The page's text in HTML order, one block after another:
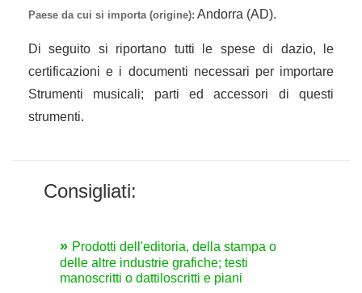
Paese da cui si importa (origine): Andorra (AD).
Di seguito si riportano tutti le spese di dazio, le
certificazioni e i documenti necessari per importare
Strumenti musicali; parti ed accessori di questi
strumenti.
Consigliati:
Prodotti dell'editoria, della stampa o
delle altre industrie grafiche; testi
manoscritti o dattiloscritti e piani